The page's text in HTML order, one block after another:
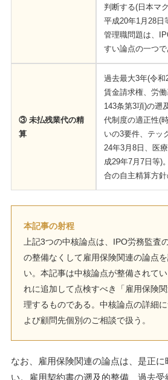
判断する(日本マ
平成20年1月28日
管理職問題は、
すい論点の一つで
③ 未払残業代の精
算
過去最大3年(令
賃金請求権、労
143条第3項)の遡
代制度の適正性(
いの3要件、テッ
24年3月8日、医
成29年7月7日等)
合の自主精算方針
本記事の射程
上記3つの中核論点は、IPO労務監査
の整備なくして雇用保険関連の論点
い。本記事は中核論点が整備されて
れに追加して点検すべき「雇用保険
理するものである。中核論点の詳細
よび顧問先個別のご相談で扱う。
なお、雇用保険関連の論点は、是正
い。雇用契約書の遡及的整備、過去